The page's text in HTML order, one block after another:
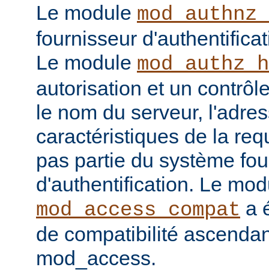
Le module
fournisseur
Le module
autorisation et un
le nom du serveur,
caractéristiques de la
pas partie du système
d'authentification. Le
mod_access_compat a
de compatibilité
mod_access.